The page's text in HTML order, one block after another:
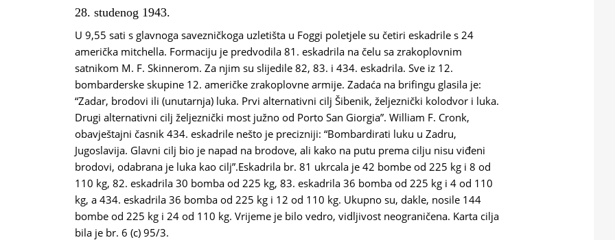
28. studenog 1943.
U 9,55 sati s glavnoga savezničkoga uzletišta u Foggi poletjele su četiri eskadrile s 24
američka mitchella. Formaciju je predvodila 81. eskadrila na čelu sa zrakoplovnim
satnikom M. F. Skinnerom. Za njim su slijedile 82, 83. i 434. eskadrila. Sve iz 12.
bombarderske skupine 12. američke zrakoplovne armije. Zadaća na brifingu glasila je:
“Zadar, brodovi ili (unutarnja) luka. Prvi alternativni cilj Šibenik, željeznički kolodvor i luka.
Drugi alternativni cilj željeznički most južno od Porto San Giorgia”. William F. Cronk,
obavještajni časnik 434. eskadrile nešto je precizniji: “Bombardirati luku u Zadru,
Jugoslavija. Glavni cilj bio je napad na brodove, ali kako na putu prema cilju nisu viđeni
brodovi, odabrana je luka kao cilj”.Eskadrila br. 81 ukrcala je 42 bombe od 225 kg i 8 od
110 kg, 82. eskadrila 30 bomba od 225 kg, 83. eskadrila 36 bomba od 225 kg i 4 od 110
kg, a 434. eskadrila 36 bomba od 225 kg i 12 od 110 kg. Ukupno su, dakle, nosile 144
bombe od 225 kg i 24 od 110 kg. Vrijeme je bilo vedro, vidljivost neograničena. Karta cilja
bila je br. 6 (c) 95/3.